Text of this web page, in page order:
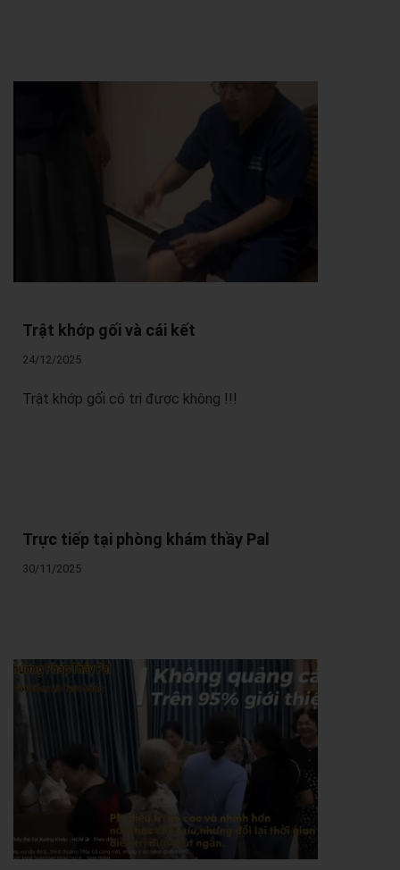
Trật khớp gối và cái kết
24/12/2025
Trật khớp gối có trị được không !!!
Trực tiếp tại phòng khám thầy Pal
30/11/2025